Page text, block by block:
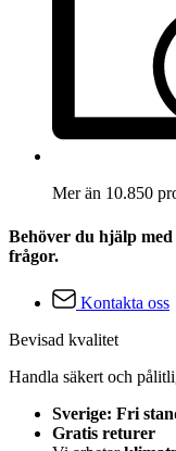
Mer än 10.850
Behöver du hjälp
frågor.
Kontakta oss
Bevisad kvalitet
Handla säkert och
Sverige: Fri
Gratis returer